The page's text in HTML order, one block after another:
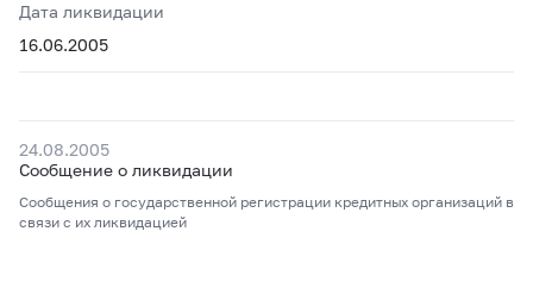
Дата ликвидации
16.06.2005
24.08.2005
Сообщение о ликвидации
Сообщения о государственной регистрации кредитных организаций в
связи с их ликвидацией